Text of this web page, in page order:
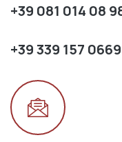
+39 081 014 08
+39 339 157 0669